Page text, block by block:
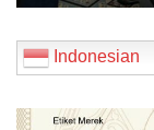
Indonesian